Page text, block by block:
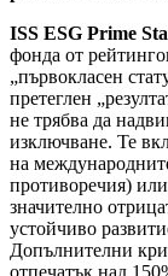
ISS ESG Prime
фонда от
„първокласен
претеглен
не трябва да
изключване. Те
на
противоречия)
значително
устойчиво
Допълнителни
отпечатък над